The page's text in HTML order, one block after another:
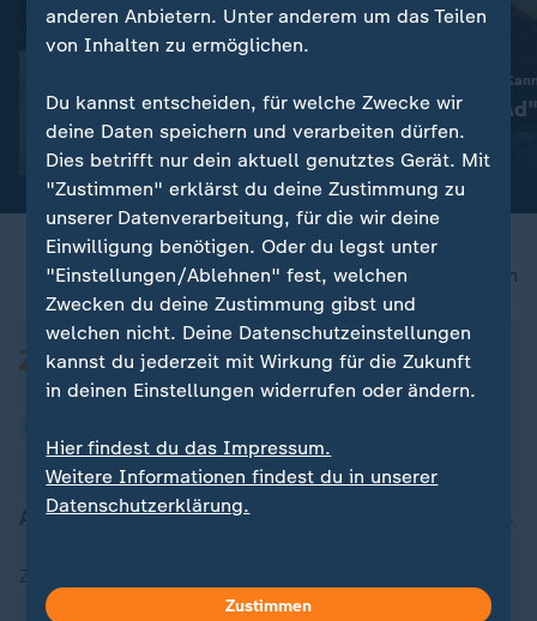
Gesellschaft | Volle Kanne:
im Test
Gesellschaft | Volle
"Himmel un‘
nach oben
Aktuell bei ZDFheute
anderen Anbietern. Unter anderem um das Teilen
von Inhalten zu ermöglichen.
Du kannst entscheiden, für welche Zwecke wir
deine Daten speichern und verarbeiten dürfen.
Dies betrifft nur dein aktuell genutztes Gerät. Mit
"Zustimmen" erklärst du deine Zustimmung zu
unserer Datenverarbeitung, für die wir deine
Einwilligung benötigen. Oder du legst unter
"Einstellungen/Ablehnen" fest, welchen
Zwecken du deine Zustimmung gibst und
welchen nicht. Deine Datenschutzeinstellungen
kannst du jederzeit mit Wirkung für die Zukunft
in deinen Einstellungen widerrufen oder ändern.
Hier findest du das Impressum.
Weitere Informationen findest du in unserer
Datenschutzerklärung.
Zustimmen